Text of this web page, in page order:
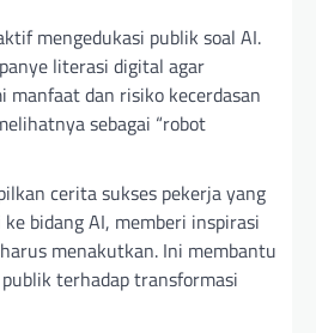
mengedukasi publik soal AI.
literasi digital agar
manfaat dan risiko kecerdasan
sebagai “robot
cerita sukses pekerja yang
bidang AI, memberi inspirasi
menakutkan. Ini membantu
terhadap transformasi